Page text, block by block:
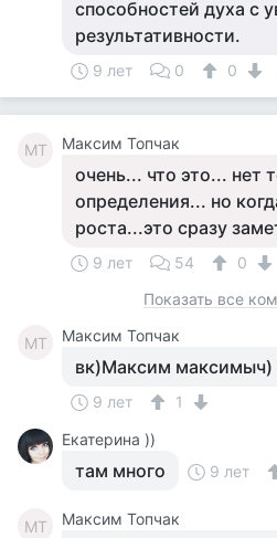
способностей духа с
результативности.
9 лет 0 0
МТ Максим Топчак
очень... что это... нет
определения... но
роста...это сразу
9 лет 54
0
Показать все
МТ Максим Топчак
вк)Максим максимыч)
9 лет
1
Екатерина ))
там много 9 лет
МТ Максим Топчак